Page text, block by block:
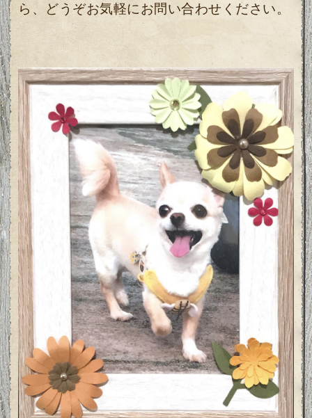
ら、どうぞお気軽にお問い合わせください。